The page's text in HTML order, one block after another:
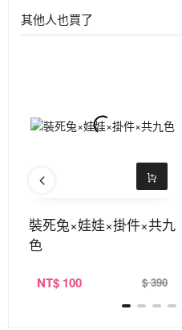
其他人也買了
裝死兔×娃娃×掛件×共九
色
NT$ 100 $ 390